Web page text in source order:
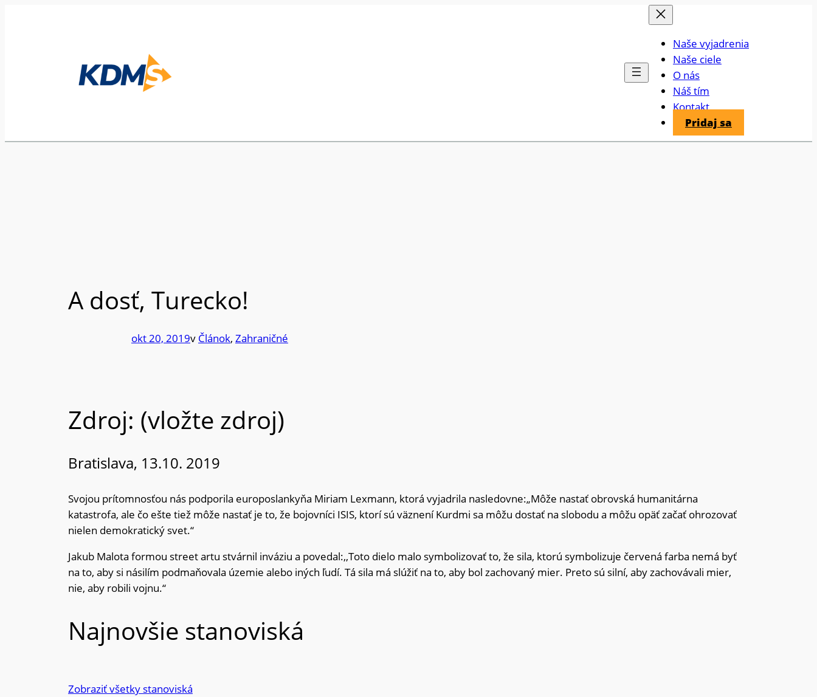
Naše vyjadrenia
Naše ciele
O nás
Náš tím
Kontakt
Pridaj sa
A dosť, Turecko!
okt 20, 2019v Článok, Zahraničné
Zdroj: (vložte zdroj)
Bratislava, 13.10. 2019
Svojou prítomnosťou nás podporila europoslankyňa Miriam Lexmann, ktorá vyjadrila nasledovne:„Môže nastať obrovská humanitárna
katastrofa, ale čo ešte tiež môže nastať je to, že bojovníci ISIS, ktorí sú väznení Kurdmi sa môžu dostať na slobodu a môžu opäť začať ohrozovať
nielen demokratický svet.“
Jakub Malota formou street artu stvárnil inváziu a povedal:,,Toto dielo malo symbolizovať to, že sila, ktorú symbolizuje červená farba nemá byť
na to, aby si násilím podmaňovala územie alebo iných ľudí. Tá sila má slúžiť na to, aby bol zachovaný mier. Preto sú silní, aby zachovávali mier,
nie, aby robili vojnu.“
Najnovšie stanoviská
Zobraziť všetky stanoviská